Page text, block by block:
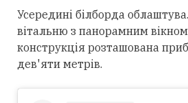
Усередині білборда
вітальню з панорамним
конструкція розташована
дев'яти метрів.